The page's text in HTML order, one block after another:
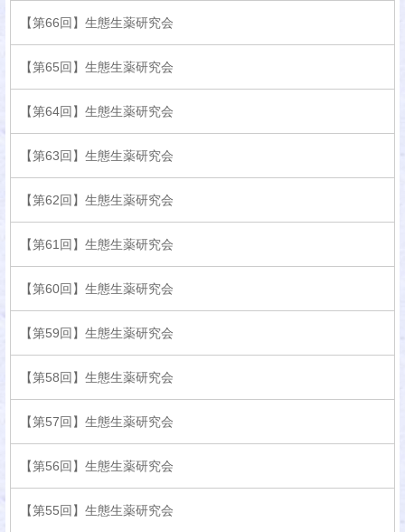
【第66回】生態生薬研究会
【第65回】生態生薬研究会
【第64回】生態生薬研究会
【第63回】生態生薬研究会
【第62回】生態生薬研究会
【第61回】生態生薬研究会
【第60回】生態生薬研究会
【第59回】生態生薬研究会
【第58回】生態生薬研究会
【第57回】生態生薬研究会
【第56回】生態生薬研究会
【第55回】生態生薬研究会